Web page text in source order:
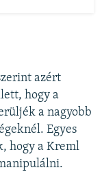
azért
hogy a
a nagyobb
Egyes
hogy a Kreml